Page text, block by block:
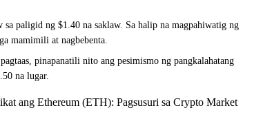
paligid ng $1.40 na saklaw. Sa halip na magpahiwatig ng
mamimili at nagbebenta.
pinapanatili nito ang pesimismo ng pangkalahatang
na lugar.
ang Ethereum (ETH): Pagsusuri sa Crypto Market